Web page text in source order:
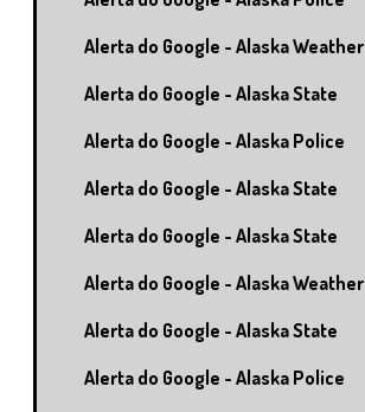
Alerta do Google - Alaska Weather
Alerta do Google - Alaska State
Alerta do Google - Alaska Police
Alerta do Google - Alaska State
Alerta do Google - Alaska State
Alerta do Google - Alaska Weather
Alerta do Google - Alaska State
Alerta do Google - Alaska Police